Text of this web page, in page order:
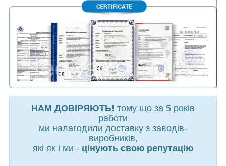
НАМ ДОВІРЯЮТЬ! тому що за 5 років
работи
ми налагодили доставку з заводів-
виробників,
які як і ми - цінують свою репутацію